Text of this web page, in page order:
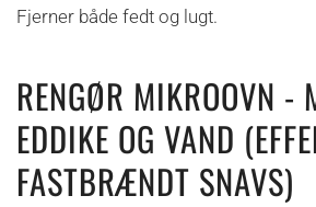
Fjerner både fedt og lugt.
RENGØR MIKROOVN -
EDDIKE OG VAND
FASTBRÆNDT SNAVS)